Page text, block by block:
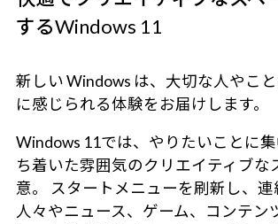
するWindows 11
新しい Windows は、大切な人やこ
に感じられる体験をお届けします。
Windows 11では、やりたいことに
ち着いた雰囲気のクリエイティブな
意。 スタートメニューを刷新し、連
人々やニュース、ゲーム、コンテン